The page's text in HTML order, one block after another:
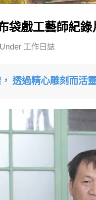
袋戲工藝師紀
Under 工作日誌
透過精心雕刻而活